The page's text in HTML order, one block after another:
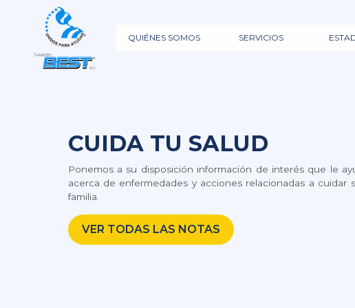
QUIÉNES SOMOS SERVICIOS
CUIDA TU SALUD
Ponemos a su disposición información de interés que le
acerca de enfermedades y acciones relacionadas a cuidar
familia.
VER TODAS LAS NOTAS